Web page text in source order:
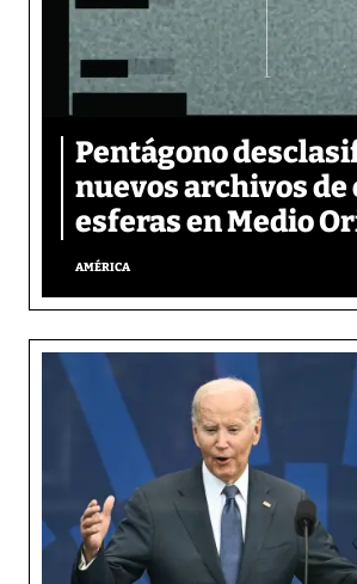
Pentágono
nuevos archivos de
esferas en Medio
AMÉRICA